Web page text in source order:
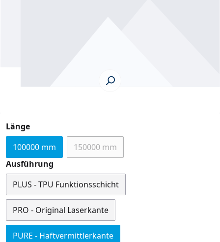
Längeauswählen
100000 mm
150000 mm(Diese Option ist zurzeit nicht
Ausführung
PLUS - TPU Funktionsschicht
PRO - Original Laserkante
PURE - Haftvermittlerkante